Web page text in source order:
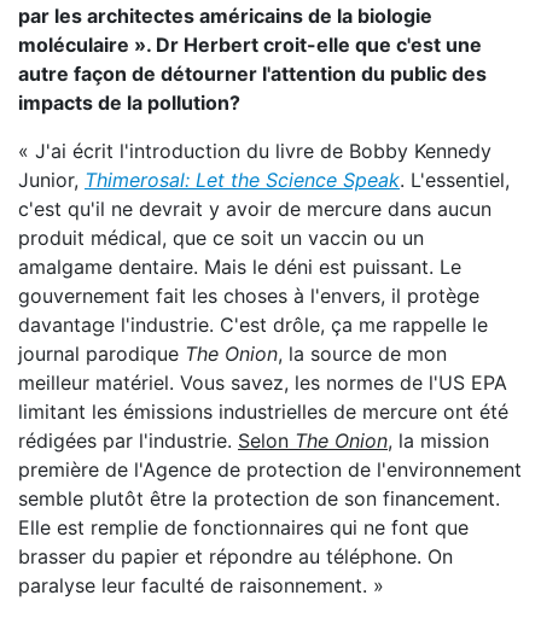
par les architectes américains de la biologie
moléculaire ». Dr Herbert croit-elle que c'est une
autre façon de détourner l'attention du public des
impacts de la pollution?
« J'ai écrit l'introduction du livre de Bobby Kennedy
Junior, Thimerosal: Let the Science Speak. L'essentiel,
c'est qu'il ne devrait y avoir de mercure dans aucun
produit médical, que ce soit un vaccin ou un
amalgame dentaire. Mais le déni est puissant. Le
gouvernement fait les choses à l'envers, il protège
davantage l'industrie. C'est drôle, ça me rappelle le
journal parodique The Onion, la source de mon
meilleur matériel. Vous savez, les normes de l'US EPA
limitant les émissions industrielles de mercure ont été
rédigées par l'industrie. Selon The Onion, la mission
première de l'Agence de protection de l'environnement
semble plutôt être la protection de son financement.
Elle est remplie de fonctionnaires qui ne font que
brasser du papier et répondre au téléphone. On
paralyse leur faculté de raisonnement. »